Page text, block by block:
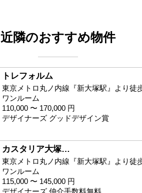
近隣のおすすめ物件
トレフォルム
東京メトロ丸ノ内線『新大塚駅』より徒
ワンルーム
110,000 〜 170,000 円
デザイナーズ グッドデザイン賞
カスタリア大塚…
東京メトロ丸ノ内線『新大塚駅』より徒
ワンルーム
115,000 〜 145,000 円
デザイナーズ 仲介手数料無料